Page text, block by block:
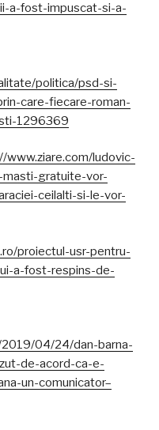
a-fost-impuscat-si-a-
politica/psd-si-
care-fiecare-roman-
1296369
www.ziare.com/ludovic-
masti-gratuite-vor-
ceilalti-si-le-vor-
proiectul-usr-pentru-
a-fost-respins-de-
04/24/dan-barna-
de-acord-ca-e-
un-comunicator–